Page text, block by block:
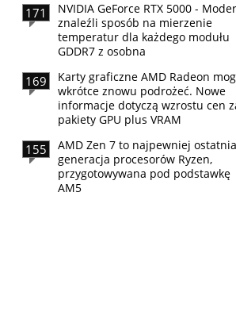
171
NVIDIA GeForce RTX 5000 -
znaleźli sposób na mierzenie
temperatur dla każdego modułu
GDDR7 z osobna
169
Karty graficzne AMD Radeon
wkrótce znowu podrożeć. Nowe
informacje dotyczą wzrostu cen
pakiety GPU plus VRAM
155
AMD Zen 7 to najpewniej ostatnia
generacja procesorów Ryzen,
przygotowywana pod podstawkę
AM5